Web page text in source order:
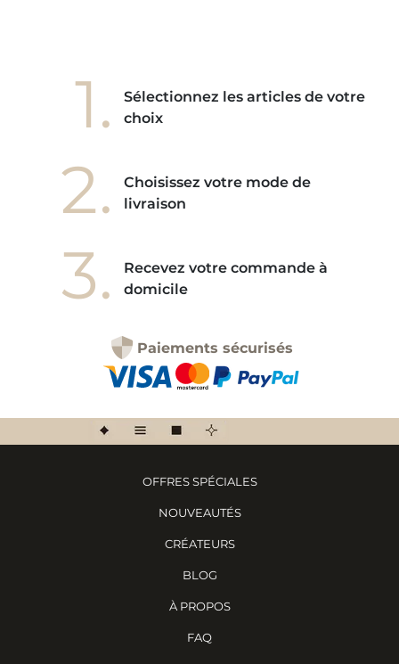
1.
Sélectionnez les articles de votre
choix
2.
Choisissez votre mode de
livraison
3.
Recevez votre commande à
domicile
Paiements sécurisés
OFFRES SPÉCIALES
NOUVEAUTÉS
CRÉATEURS
BLOG
À PROPOS
FAQ